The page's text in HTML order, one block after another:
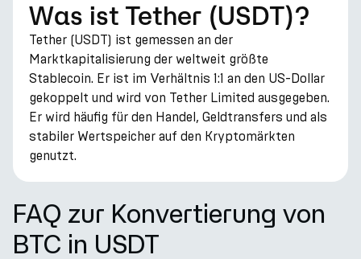
Was ist Tether (USDT)?
Tether (USDT) ist gemessen an der
Marktkapitalisierung der weltweit größte
Stablecoin. Er ist im Verhältnis 1:1 an den US-Dollar
gekoppelt und wird von Tether Limited ausgegeben.
Er wird häufig für den Handel, Geldtransfers und als
stabiler Wertspeicher auf den Kryptomärkten
genutzt.
FAQ zur Konvertierung von
BTC in USDT